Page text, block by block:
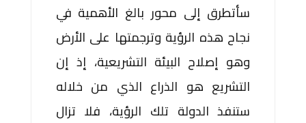
سأتطرق إلى محور بالغ الأهمية في
نجاح هذه الرؤية وترجمتها على الأرض
وهو إصلاح البيئة التشريعية، إذ إن
التشريع هو الذراع الذي من خلاله
ستنفذ الدولة تلك الرؤية، فلا تزال